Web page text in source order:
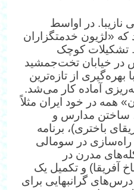
نازیبا. در اواسط
بود که «لژیون خدمتگزاران
تشکیلات کوچک
در خیابان تخت‌جمشید
از تازه‌ترین
آماده کار می‌شد.
همه در خود ایران مثلاً
ساختن مدارس و
باختری)، برنامه
راه‌سازی در سومالی
مدرن در
آفریقا) و تکمیل یک
گرانبهایی برای